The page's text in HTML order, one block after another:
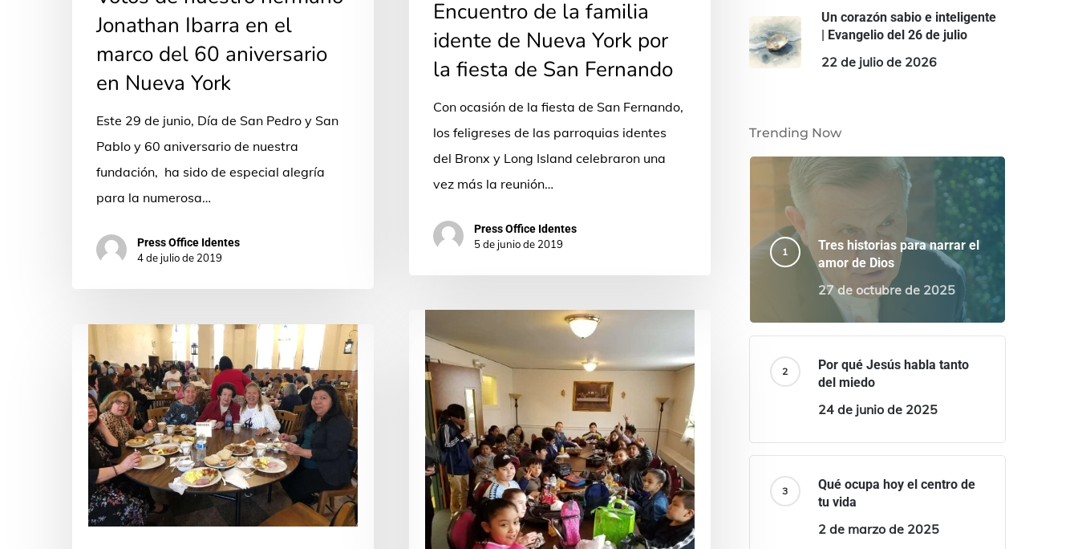
Hit enter to search or ESC to close
aniversario
Jonathan Ibarra en el
marco del 60 aniversario
en Nueva York
Este 29 de junio, Día de San Pedro y San
Pablo y 60 aniversario de nuestra
fundación, ha sido de especial alegría
para la numerosa…
Press Office Identes
4 de julio de 2019
fiesta
Fernando
Encuentro de la familia
idente de Nueva York por
la fiesta de San Fernando
Con ocasión de la fiesta de San Fernando,
los feligreses de las parroquias identes
del Bronx y Long Island celebraron una
vez más la reunión…
Press Office Identes
5 de junio de 2019
Primera
Comunión
NY:
reino
bienaventuranzas:
retiro
Nueva
York
para
Un corazón sabio e inteligente
| Evangelio del 26 de julio
22 de julio de 2026
Trending Now
Tres historias para narrar el
amor de Dios
27 de octubre de 2025
Por qué Jesús habla tanto
del miedo
24 de junio de 2025
Qué ocupa hoy el centro de
tu vida
2 de marzo de 2025